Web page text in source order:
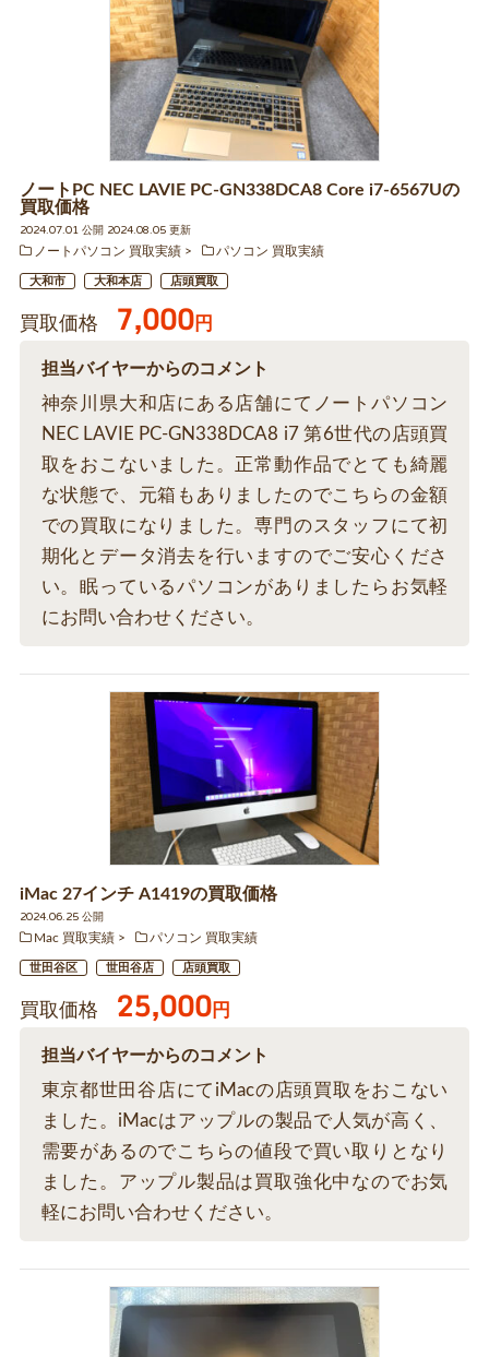
ノートPC NEC LAVIE PC-GN338DCA8 Core i7-6567Uの
買取価格
2024.07.01 公開 2024.08.05 更新
ノートパソコン 買取実績
パソコン 買取実績
大和市 大和本店 店頭買取
買取価格 7,000円
担当バイヤーからのコメント
神奈川県大和店にある店舗にてノートパソコン
NEC LAVIE PC-GN338DCA8 i7 第6世代の店頭買
取をおこないました。正常動作品でとても綺麗
な状態で、元箱もありましたのでこちらの金額
での買取になりました。専門のスタッフにて初
期化とデータ消去を行いますのでご安心くださ
い。眠っているパソコンがありましたらお気軽
にお問い合わせください。
iMac 27インチ A1419の買取価格
2024.06.25 公開
Mac 買取実績
パソコン 買取実績
世田谷区 世田谷店 店頭買取
買取価格 25,000円
担当バイヤーからのコメント
東京都世田谷店にてiMacの店頭買取をおこない
ました。iMacはアップルの製品で人気が高く、
需要があるのでこちらの値段で買い取りとなり
ました。アップル製品は買取強化中なのでお気
軽にお問い合わせください。